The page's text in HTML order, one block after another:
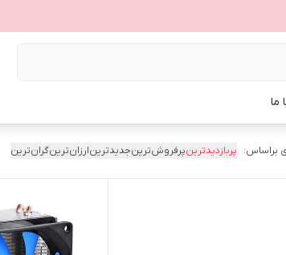
ما
براساس: پربازدیدترینپرفروش‌ترینجدیدترینارزان‌ترینگران‌ترین